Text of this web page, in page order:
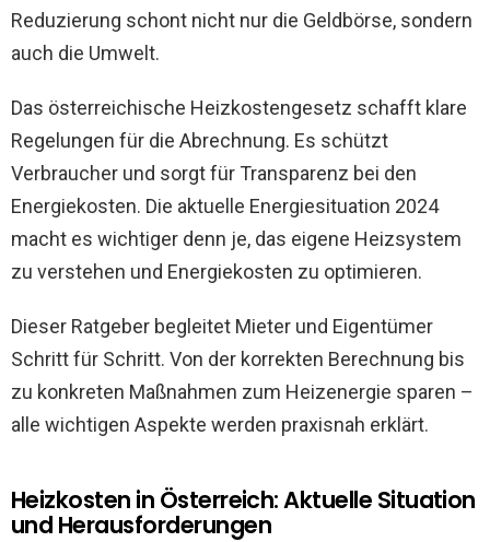
Reduzierung schont nicht nur die Geldbörse, sondern
auch die Umwelt.
Das österreichische Heizkostengesetz schafft klare
Regelungen für die Abrechnung. Es schützt
Verbraucher und sorgt für Transparenz bei den
Energiekosten. Die aktuelle Energiesituation 2024
macht es wichtiger denn je, das eigene Heizsystem
zu verstehen und Energiekosten zu optimieren.
Dieser Ratgeber begleitet Mieter und Eigentümer
Schritt für Schritt. Von der korrekten Berechnung bis
zu konkreten Maßnahmen zum Heizenergie sparen –
alle wichtigen Aspekte werden praxisnah erklärt.
Heizkosten in Österreich: Aktuelle Situation
und Herausforderungen